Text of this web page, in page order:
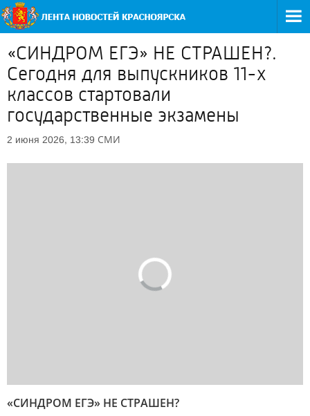
«СИНДРОМ ЕГЭ» НЕ СТРАШЕН?.
Сегодня для выпускников 11-х
классов стартовали
государственные экзамены
2 июня 2026, 13:39 СМИ
«СИНДРОМ ЕГЭ» НЕ СТРАШЕН?